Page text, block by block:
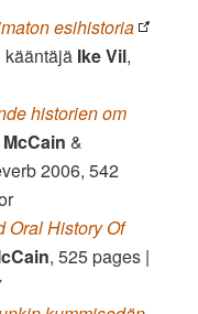
esihistoria
kääntäjä Ike Vil,
historien om
&
2006, 542
Oral History Of
, 525 pages |